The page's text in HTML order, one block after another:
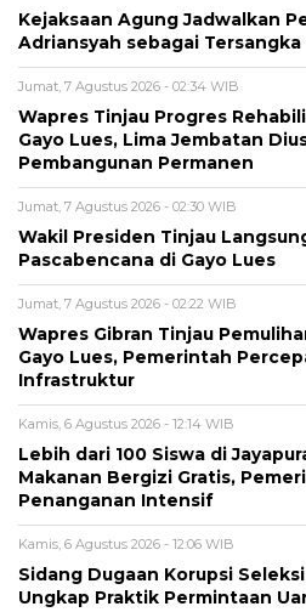
Kejaksaan Agung Jadwalkan
Adriansyah sebagai Tersangka
Jumat, 7 Agustus 2026 - 02:34 WIB
Wapres Tinjau Progres
Gayo Lues, Lima Jembatan
Pembangunan Permanen
Jumat, 7 Agustus 2026 - 02:30 WIB
Wakil Presiden Tinjau
Pascabencana di Gayo Lues
Jumat, 7 Agustus 2026 - 02:22 WIB
Wapres Gibran Tinjau
Gayo Lues, Pemerintah
Infrastruktur
Kamis, 6 Agustus 2026 - 12:14 WIB
Lebih dari 100 Siswa di
Makanan Bergizi Gratis,
Penanganan Intensif
Kamis, 6 Agustus 2026 - 12:06 WIB
Sidang Dugaan Korupsi
Ungkap Praktik Permintaan